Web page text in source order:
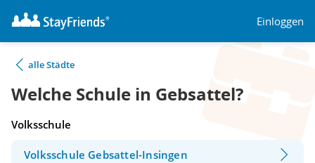
Einloggen
alle Städte
Welche Schule in Gebsattel?
Volksschule
Volksschule Gebsattel-Insingen